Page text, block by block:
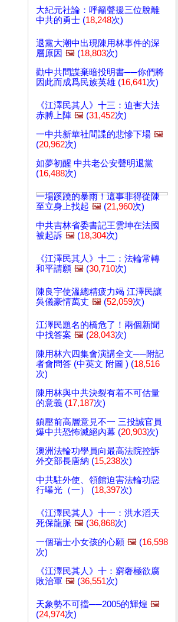
大紀元社論：呼籲聲援三位脫離
中共的勇士 (18,248次)
退黨大潮中出現陳用林事件的深
層原因 🖼️ (18,803次)
勸中共間諜棄暗投明書──你們將
因此而成爲民族英雄 (16,641次)
《江澤民其人》十三：迫害大法
赤膊上陣 🖼️ (31,452次)
一中共新華社間諜的悲慘下場 🖼️
(20,962次)
如夢初醒 中共老公安聲明退黨
(16,488次)
一場蹊蹺的暴雨！這事非得從陳
至立身上找起 🖼️ (21,960次)
中共吉林省委書記王雲坤在法國
被起訴 🖼️ (18,304次)
《江澤民其人》十二：法輪常轉
和平請願 🖼️ (30,710次)
陳良宇使溫總精疲力竭 江澤民讓
吳儀豪情萬丈 🖼️ (52,059次)
江澤民題名的橋危了！兩個新聞
中找答案 🖼️ (28,043次)
陳用林六四集會演講全文──附記
者會問答 (中英文 附圖 ) (18,516
次)
陳用林與中共決裂有着不可估量
的意義 (17,187次)
鎮壓前高層意見不一 三投誠官員
爆中共恐怖滅絕內幕 (20,903次)
澳洲法輪功學員向最高法院控訴
外交部長唐納 (15,238次)
中共駐外使、領館迫害法輪功惡
行曝光（一） (18,397次)
《江澤民其人》十一：洪水滔天
死保龍脈 🖼️ (36,868次)
一個瑞士小女孩的心願 🖼️ (16,598
次)
《江澤民其人》十：窮奢極欲腐
敗治軍 🖼️ (36,551次)
天象勢不可擋──2005的輝煌 🖼️
(24,974次)